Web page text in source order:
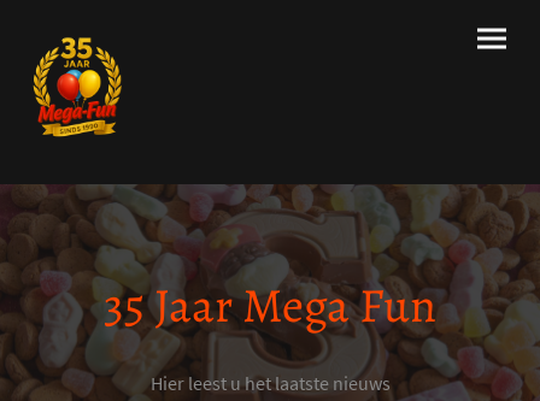
35 Jaar Mega Fun
Hier leest u het laatste nieuws